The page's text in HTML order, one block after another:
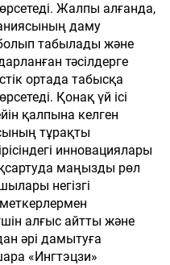
Жалпы алғанда,
даму
табылады және
тәсілдерге
ортада табысқа
Қонақ үй ісі
қалпына келген
тұрақты
инновациялары
маңызды рөл
негізгі
алғыс айтты және
әрі дамытуға
«Ингтэцзи»